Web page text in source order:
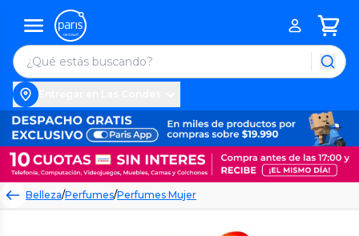
Belleza/Perfumes/Perfumes Mujer